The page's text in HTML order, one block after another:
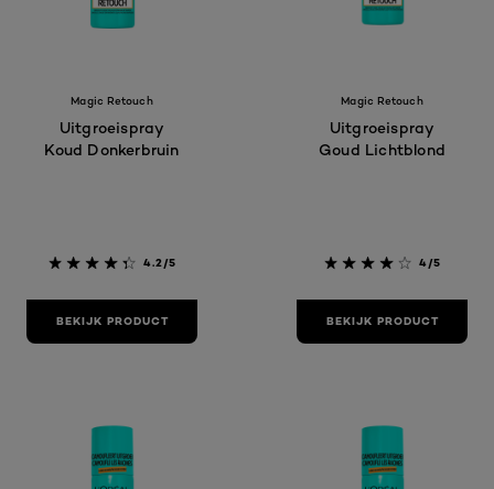
Magic Retouch
Uitgroeispray
Koud Donkerbruin
4.2/5
BEKIJK PRODUCT
Magic Retouch
Uitgroeispray
Goud Lichtblond
4/5
BEKIJK PRODUCT